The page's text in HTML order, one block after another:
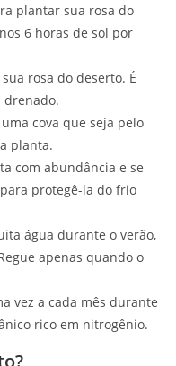
plantar sua rosa do
6 horas de sol por
rosa do deserto. É
drenado.
cova que seja pelo
planta.
com abundância e se
protegê-la do frio
água durante o verão,
apenas quando o
vez a cada mês durante
rico em nitrogênio.